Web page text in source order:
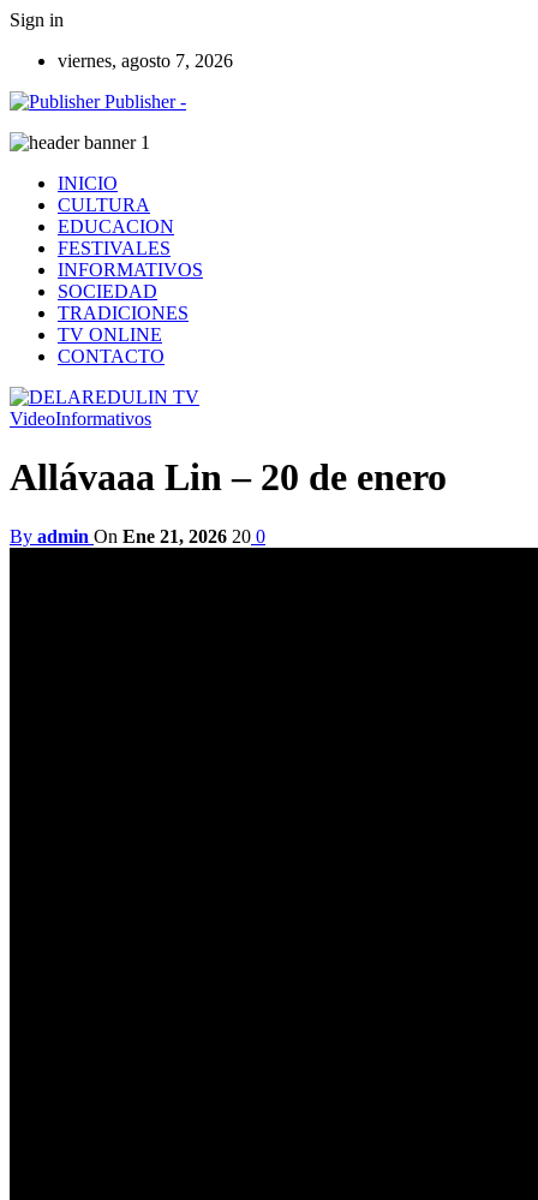
Sign in
viernes, agosto 7, 2026
Publisher -
INICIO
CULTURA
EDUCACION
FESTIVALES
INFORMATIVOS
SOCIEDAD
TRADICIONES
TV ONLINE
CONTACTO
VideoInformativos
Allávaaa Lin – 20 de enero
By admin On Ene 21, 2026 20 0